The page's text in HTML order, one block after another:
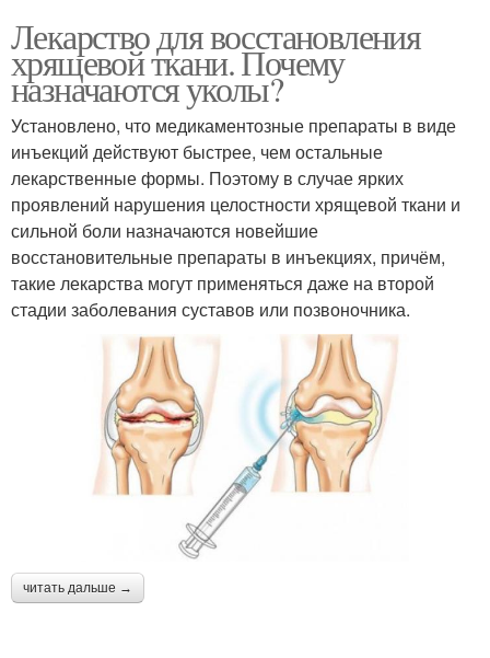
Лекарство для восстановления
хрящевой ткани. Почему
назначаются уколы?
Установлено, что медикаментозные препараты в виде
инъекций действуют быстрее, чем остальные
лекарственные формы. Поэтому в случае ярких
проявлений нарушения целостности хрящевой ткани и
сильной боли назначаются новейшие
восстановительные препараты в инъекциях, причём,
такие лекарства могут применяться даже на второй
стадии заболевания суставов или позвоночника.
читать дальше →